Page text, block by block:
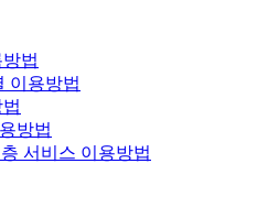
법
이용방법
방법
서비스 이용방법